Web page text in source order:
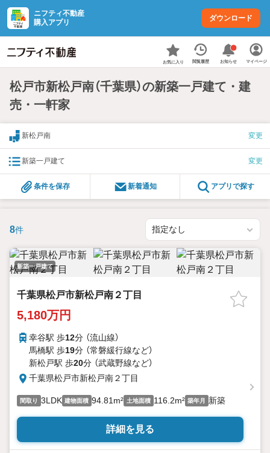
ニフティ不動産
購入アプリ
ダウンロード
お気に入り 閲覧履歴 お知らせ マイページ
松戸市新松戸南（千葉県）の新築一戸建て・建
売・一軒家
新松戸南 変更
新築一戸建て 変更
条件を保存 新着通知 アプリで探す
8件
新築一戸建て
千葉県松戸市新松戸南２丁目
5,180万円
幸谷駅 歩12分 （流山線）
馬橋駅 歩19分 （常磐緩行線など）
新松戸駅 歩20分 （武蔵野線など）
千葉県松戸市新松戸南２丁目
間取り 3LDK 建物面積 94.81m² 土地面積 116.2m² 築年月 新築
詳細を見る